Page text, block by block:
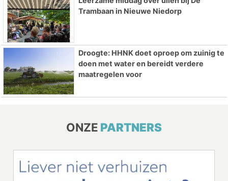
Trambaan in Nieuwe Niedorp
Droogte: HHNK doet oproep om zuinig te
doen met water en bereidt verdere
maatregelen voor
ONZE PARTNERS